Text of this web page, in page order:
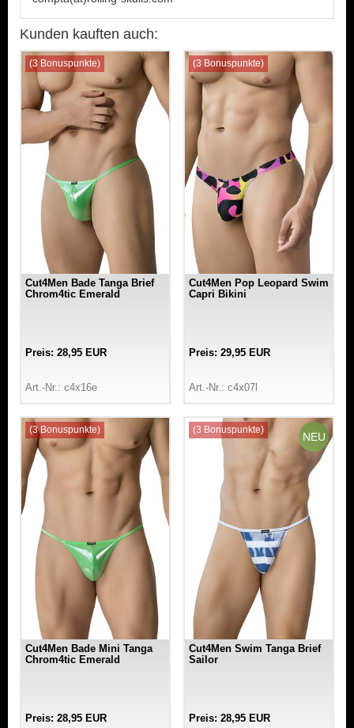
Kunden kauften auch:
(3 Bonuspunkte)
Cut4Men Bade Tanga Brief
Chrom4tic Emerald
Preis: 28,95 EUR
Art.-Nr.: c4x16e
(3 Bonuspunkte)
Cut4Men Pop Leopard Swim
Capri Bikini
Preis: 29,95 EUR
Art.-Nr.: c4x07l
(3 Bonuspunkte)
Cut4Men Bade Mini Tanga
Chrom4tic Emerald
Preis: 28,95 EUR
NEU
(3 Bonuspunkte)
Cut4Men Swim Tanga Brief
Sailor
Preis: 28,95 EUR